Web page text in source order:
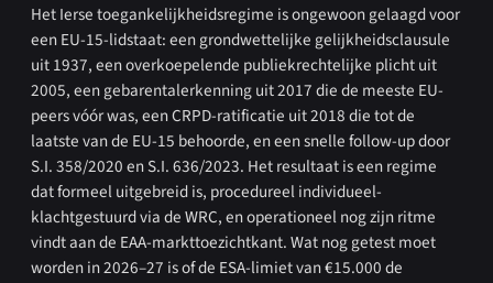
Het Ierse toegankelijkheidsregime is ongewoon gelaagd voor
een EU-15-lidstaat: een grondwettelijke gelijkheidsclausule
uit 1937, een overkoepelende publiekrechtelijke plicht uit
2005, een gebarentalerkenning uit 2017 die de meeste EU-
peers vóór was, een CRPD-ratificatie uit 2018 die tot de
laatste van de EU-15 behoorde, en een snelle follow-up door
S.I. 358/2020 en S.I. 636/2023. Het resultaat is een regime
dat formeel uitgebreid is, procedureel individueel-
klachtgestuurd via de WRC, en operationeel nog zijn ritme
vindt aan de EAA-markttoezichtkant. Wat nog getest moet
worden in 2026–27 is of de ESA-limiet van €15.000 de